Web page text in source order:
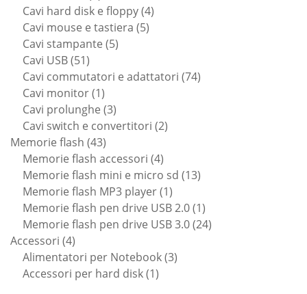
prodotti
Cavi hard disk e floppy 44
Cavi mouse e tastiera 55
Cavi stampante 55
Cavi USB 5151
prodotti
Cavi commutatori e adattatori 7474
Cavi monitor 11
prodotto
Cavi prolunghe 33
prodotti
Cavi switch e convertitori 22
Memorie flash 4343
prodotti
Memorie flash accessori 44
prodotti
Memorie flash mini e micro sd 1313
Memorie flash MP3 player 11
prodotto
Memorie flash pen drive USB 2.0 11
prodotto
Memorie flash pen drive USB 3.0 2424
Accessori 44
prodotti
Alimentatori per Notebook 33
Accessori per hard disk 11